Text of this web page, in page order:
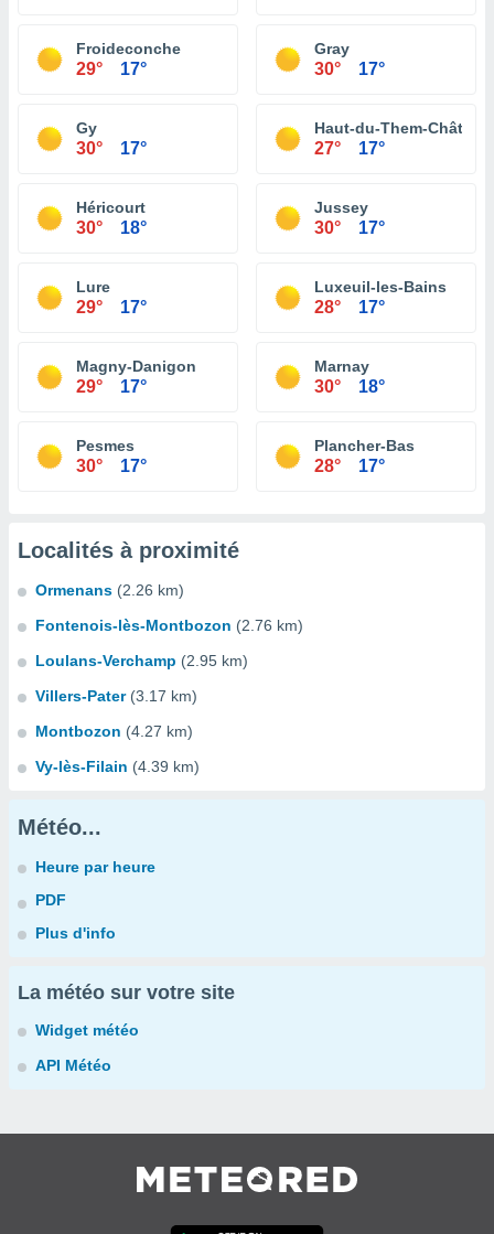
Froideconche
29° 17°
Gray
30° 17°
Gy
30° 17°
Haut-du-Them-
27° 17°
Héricourt
30° 18°
Jussey
30° 17°
Lure
29° 17°
Luxeuil-les-Bains
28° 17°
Magny-Danigon
29° 17°
Marnay
30° 18°
Pesmes
30° 17°
Plancher-Bas
28° 17°
Localités à proximité
Ormenans (2.26 km)
Fontenois-lès-Montbozon (2.76 km)
Loulans-Verchamp (2.95 km)
Villers-Pater (3.17 km)
Montbozon (4.27 km)
Vy-lès-Filain (4.39 km)
Météo...
Heure par heure
PDF
Plus d'info
La météo sur votre site
Widget météo
API Météo